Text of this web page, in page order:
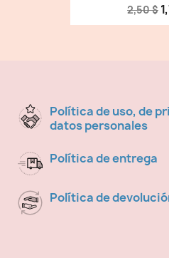
2,50 $
Política de uso, de
datos personales
Política de entrega
Política de